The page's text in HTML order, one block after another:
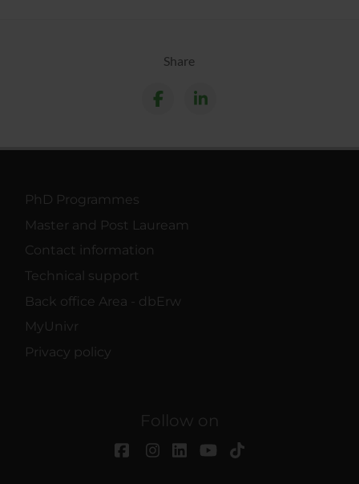
Share
PhD Programmes
Master and Post Lauream
Contact information
Technical support
Back office Area - dbErw
MyUnivr
Privacy policy
Follow on